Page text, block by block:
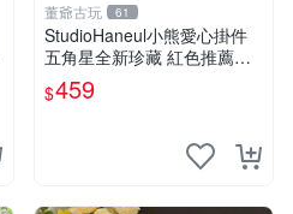
董爺古玩 61
StudioHaneul小熊愛心掛件
五角星全新珍藏 紅色推薦收
藏 玩具掛飾 掛件 新品
$459